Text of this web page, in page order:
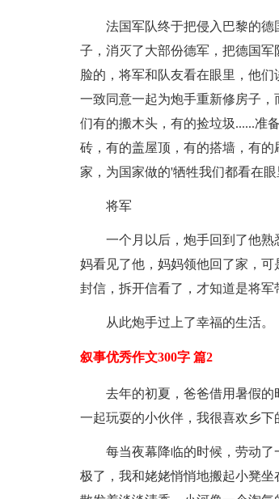
法国军队终于把侵入巴黎的
子，消灭了大部份德军，把德国
脸的，将军和队友看在眼里，他
一致同意一起为炮手重新修房子
们有的搬木头，有的捡垃圾......准
砖，有的盖屋顶，有的搭墙，有
家，为国家做的'牺牲我们都看在
将军
一个月以后，炮手回到了他
妈看见了他，妈妈领他回了家，
封信，拆开信看了，才知道是将军
从此炮手过上了幸福的生活。
叙事优秀作文300字 篇2
去年的初夏，爸爸借用暑假
一起玩耍的小伙伴，我很喜欢乡下
每当夜幕降临的时候，劳动
极了，我和姥姥悄悄地搬起小凳